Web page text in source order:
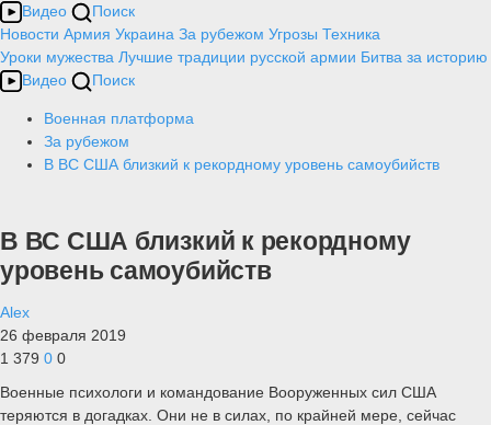
Видео
Поиск
Новости Армия Украина За рубежом Угрозы Техника
Уроки мужества Лучшие традиции русской армии Битва за историю
Видео
Поиск
Военная платформа
За рубежом
В ВС США близкий к рекордному уровень самоубийств
В ВС США близкий к рекордному
уровень самоубийств
Alex
26 февраля 2019
1 379 0 0
Военные психологи и командование Вооруженных сил США
теряются в догадках. Они не в силах, по крайней мере, сейчас